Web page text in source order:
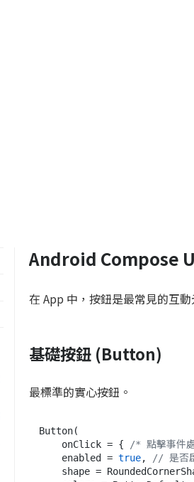
Android Compose
在 App 中，按鈕是最常見的互
基礎按鈕 (Button)
最標準的實心按鈕。
Button(
    onClick = {
/* 點擊事件
    enabled =
true,
// 是否
shape =